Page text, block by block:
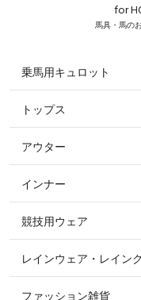
for
馬具・馬の
乗馬用キュロット
すべてのキュロット
フルグリップ・尻革
ニーグリップ・膝革
トップス
すべてのトップス
ポロシャツ
カットソー・Tシャ
アウター
すべてのアウター
コート
ジャケット・ブルゾ
インナー
競技用ウェア
すべての競技用ウェ
レインウェア・レイン
ファッション雑貨